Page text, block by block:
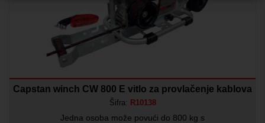
Capstan winch CW 800 E vitlo za provlačenje kablova
Šifra: R10138
Jedna osoba može povući do 800 kg s